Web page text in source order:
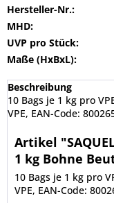
Hersteller-Nr.:
MHD:
UVP pro Stück:
Maße (HxBxL):
Beschreibung
10 Bags je 1 kg pro
VPE, EAN-Code:
Artikel
1 kg Bohne
10 Bags je 1 kg pro
VPE, EAN-Code: